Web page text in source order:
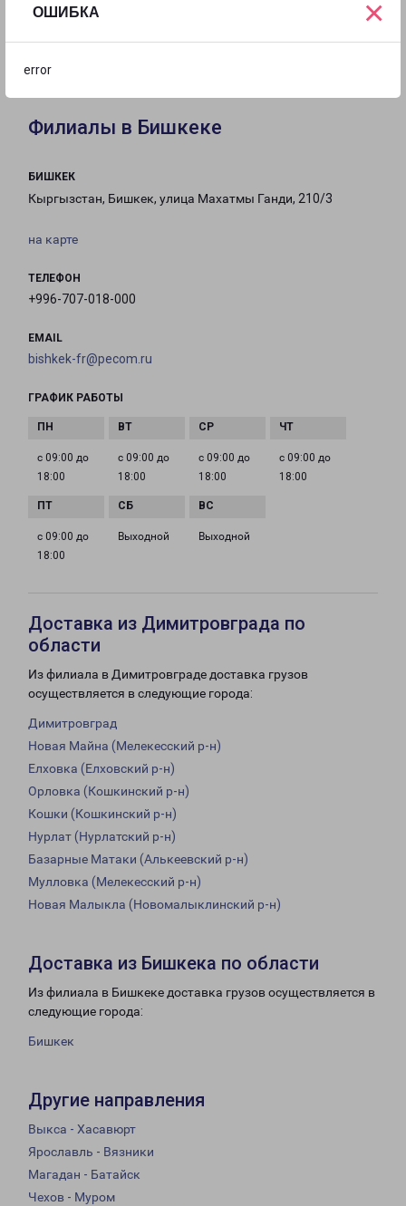
ОШИБКА
error
×
с 09:00 до
Выходной Выходной
Филиалы в Бишкеке
БИШКЕК
Кыргызстан, Бишкек, улица Махатмы Ганди, 210/3
на карте
ТЕЛЕФОН
+996-707-018-000
EMAIL
bishkek-fr@pecom.ru
ГРАФИК РАБОТЫ
с 09:00 до
18:00
с 09:00 до
18:00
с 09:00 до
18:00
с 09:00 до
18:00
с 09:00 до
18:00
Выходной Выходной
Доставка из Димитровграда по
области
Из филиала в Димитровграде доставка грузов
осуществляется в следующие города:
Димитровград
Новая Майна (Мелекесский р-н)
Елховка (Елховский р-н)
Орловка (Кошкинский р-н)
Кошки (Кошкинский р-н)
Нурлат (Нурлатский р-н)
Базарные Матаки (Алькеевский р-н)
Мулловка (Мелекесский р-н)
Новая Малыкла (Новомалыклинский р-н)
Доставка из Бишкека по области
Из филиала в Бишкеке доставка грузов осуществляется в
следующие города:
Бишкек
Другие направления
Выкса - Хасавюрт
Ярославль - Вязники
Магадан - Батайск
Чехов - Муром